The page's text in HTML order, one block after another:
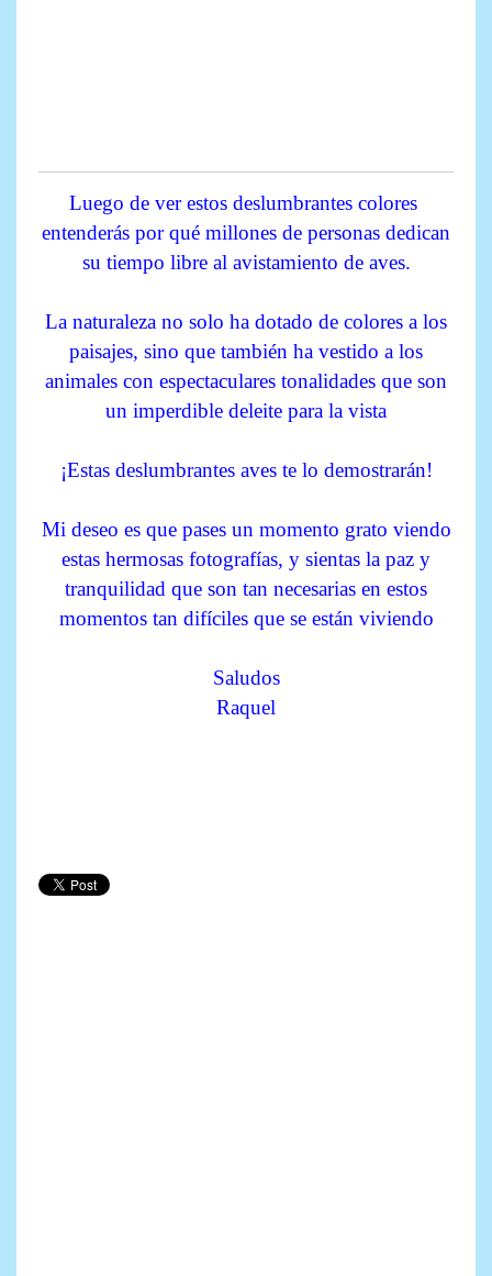
Luego de ver estos deslumbrantes colores
entenderás por qué millones de personas dedican
su tiempo libre al avistamiento de aves.
La naturaleza no solo ha dotado de colores a los
paisajes, sino que también ha vestido a los
animales con espectaculares tonalidades que son
un imperdible deleite para la vista
¡Estas deslumbrantes aves te lo demostrarán!
Mi deseo es que pases un momento grato viendo
estas hermosas fotografías, y sientas la paz y
tranquilidad que son tan necesarias en estos
momentos tan difíciles que se están viviendo
Saludos
Raquel